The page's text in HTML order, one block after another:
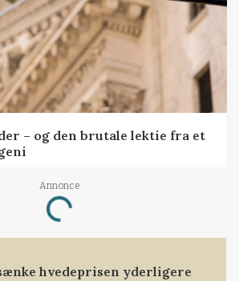
– og den brutale lektie fra et
Annonce
Loading...
hvedeprisen yderligere